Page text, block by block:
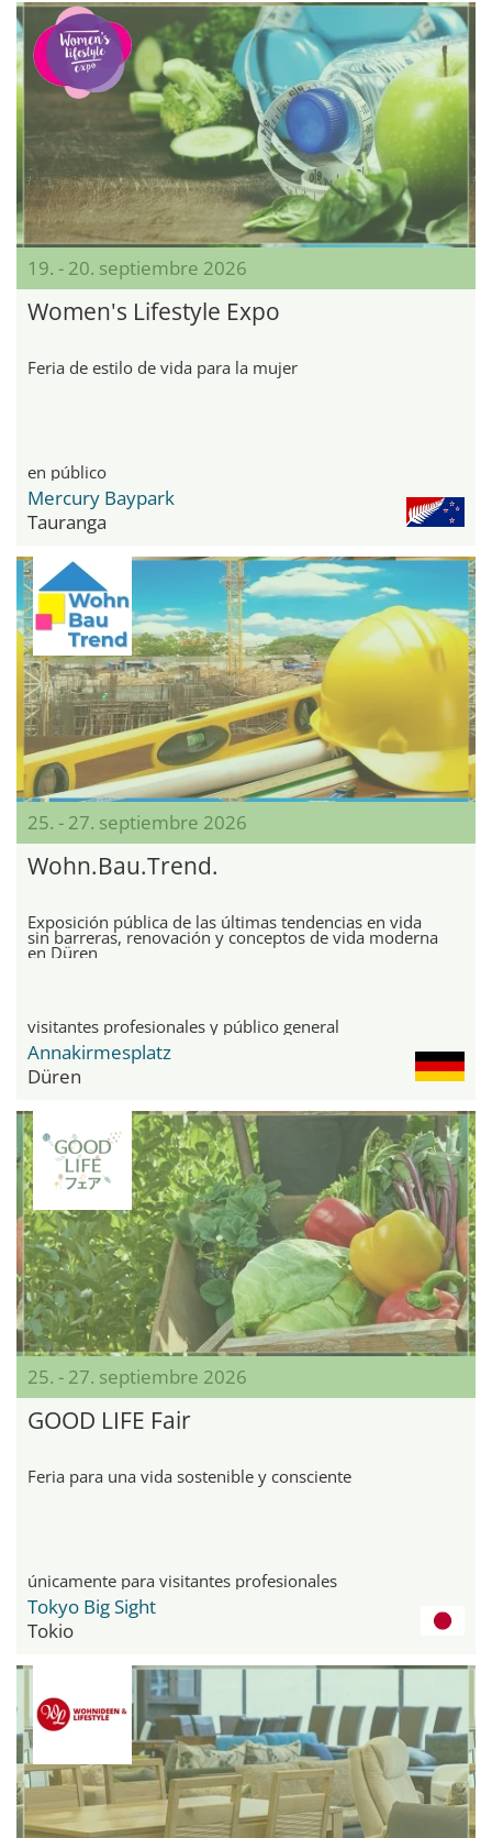
19. - 20. septiembre 2026
Women's Lifestyle Expo
Feria de estilo de vida para la mujer
en público
Mercury Baypark
Tauranga
25. - 27. septiembre 2026
Wohn.Bau.Trend.
Exposición pública de las últimas tendencias en vida
sin barreras, renovación y conceptos de vida moderna
en Düren
visitantes profesionales y público general
Annakirmesplatz
Düren
25. - 27. septiembre 2026
GOOD LIFE Fair
Feria para una vida sostenible y consciente
únicamente para visitantes profesionales
Tokyo Big Sight
Tokio